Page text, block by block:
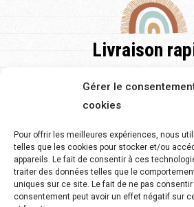
Gérer le
cookies
Pour offrir les meilleures expériences, nous
telles que les cookies pour stocker et/ou
appareils. Le fait de consentir à ces
traiter des données telles que le
uniques sur ce site. Le fait de ne pas
consentement peut avoir un effet négatif sur
Livraison
l'Europe et de 2 à 5
Service client